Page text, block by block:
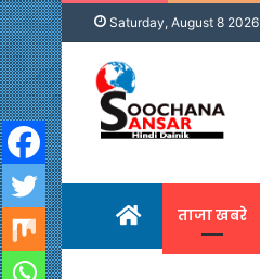
Saturday, August 8 2026
होम ताजा खबरे